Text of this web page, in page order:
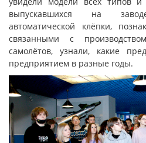
выпускавшихся на
автоматической клёпки,
связанными с
самолётов, узнали, какие
предприятием в разные годы.